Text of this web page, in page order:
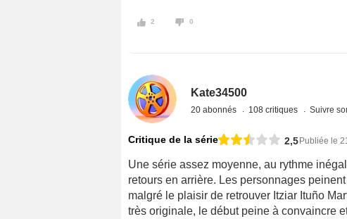
2 0
Kate34500
20 abonnés 108 critiques Suivre
Critique de la série 2,5 Publiée le
Une série assez moyenne, au rythme
retours en arrière. Les personnages
malgré le plaisir de retrouver Itziar Ituño
très originale, le début peine à convaincre